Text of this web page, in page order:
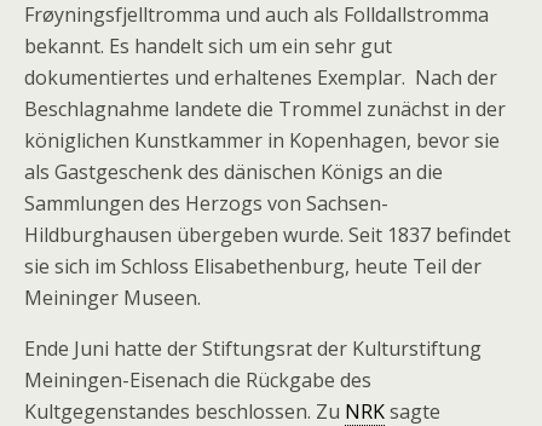
Frøyningsfjelltromma und auch als Folldallstromma
bekannt. Es handelt sich um ein sehr gut
dokumentiertes und erhaltenes Exemplar. Nach der
Beschlagnahme landete die Trommel zunächst in der
königlichen Kunstkammer in Kopenhagen, bevor sie
als Gastgeschenk des dänischen Königs an die
Sammlungen des Herzogs von Sachsen-
Hildburghausen übergeben wurde. Seit 1837 befindet
sie sich im Schloss Elisabethenburg, heute Teil der
Meininger Museen.
Ende Juni hatte der Stiftungsrat der Kulturstiftung
Meiningen-Eisenach die Rückgabe des
Kultgegenstandes beschlossen. Zu NRKsagte